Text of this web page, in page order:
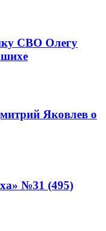
СВО Олегу
Яковлев о
№31 (495)